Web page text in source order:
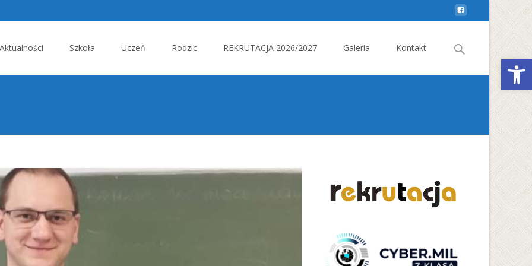
Aktualności Szkoła Uczeń Rodzic REKRUTACJA 2026/2027 Galeria Kontakt
Search